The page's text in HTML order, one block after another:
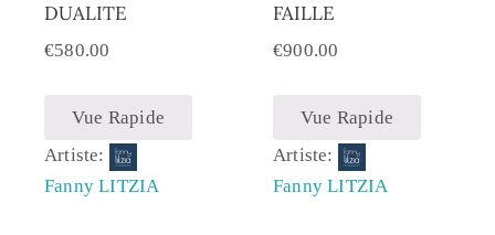
DUALITE
€580.00
Vue Rapide
Artiste:
Fanny LITZIA
FAILLE
€900.00
Vue Rapide
Artiste:
Fanny LITZIA